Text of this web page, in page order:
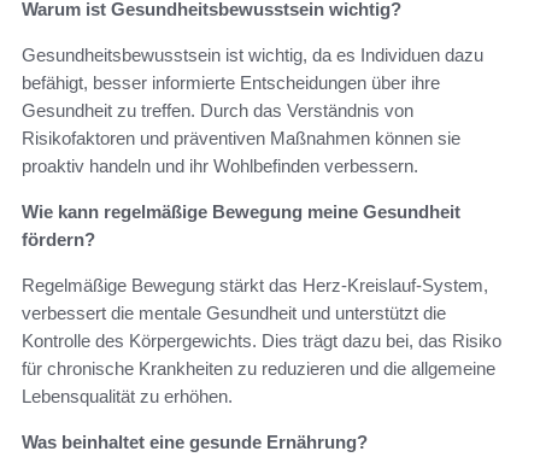
Warum ist Gesundheitsbewusstsein wichtig?
Gesundheitsbewusstsein ist wichtig, da es Individuen dazu
befähigt, besser informierte Entscheidungen über ihre
Gesundheit zu treffen. Durch das Verständnis von
Risikofaktoren und präventiven Maßnahmen können sie
proaktiv handeln und ihr Wohlbefinden verbessern.
Wie kann regelmäßige Bewegung meine Gesundheit
fördern?
Regelmäßige Bewegung stärkt das Herz-Kreislauf-System,
verbessert die mentale Gesundheit und unterstützt die
Kontrolle des Körpergewichts. Dies trägt dazu bei, das Risiko
für chronische Krankheiten zu reduzieren und die allgemeine
Lebensqualität zu erhöhen.
Was beinhaltet eine gesunde Ernährung?